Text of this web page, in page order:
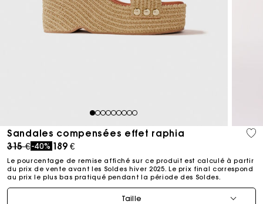
123456789
Sandales compensées effet raphia
Price reduced from
315 €to
-40% 189 €
Le pourcentage de remise affiché sur ce produit est calculé à partir
du prix de vente avant les Soldes hiver 2025. Le prix final correspond
au prix le plus bas pratiqué pendant la période des Soldes.​
Taille